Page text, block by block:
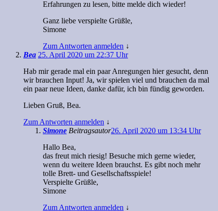
Erfahrungen zu lesen, bitte melde dich wieder!
Ganz liebe verspielte Grüßle,
Simone
Zum Antworten anmelden ↓
Bea 25. April 2020 um 22:37 Uhr
Hab mir gerade mal ein paar Anregungen hier gesucht, denn
wir brauchen Input! Ja, wir spielen viel und brauchen da mal
ein paar neue Ideen, danke dafür, ich bin fündig geworden.
Lieben Gruß, Bea.
Zum Antworten anmelden ↓
Simone Beitragsautor26. April 2020 um 13:34 Uhr
Hallo Bea,
das freut mich riesig! Besuche mich gerne wieder,
wenn du weitere Ideen brauchst. Es gibt noch mehr
tolle Brett- und Gesellschaftsspiele!
Verspielte Grüßle,
Simone
Zum Antworten anmelden ↓